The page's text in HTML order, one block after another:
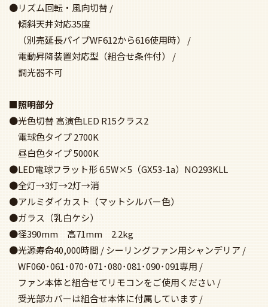
●リズム回転・風向切替 /
傾斜天井対応35度
（別売延長パイプWF612から616使用時） /
電動昇降装置対応型（組合せ条件付） /
調光器不可
■照明部分
●光色切替 高演色LED R15クラス2
電球色タイプ 2700K
昼白色タイプ 5000K
●LED電球フラット形 6.5W×5（GX53-1a）NO293KLL
●全灯→3灯→2灯→消
●アルミダイカスト（マットシルバー色）
●ガラス（乳白ケシ）
●径390mm 高71mm 2.2kg
●光源寿命40,000時間 / シーリングファン用シャンデリア /
WF060･061･070･071･080･081･090･091専用 /
ファン本体と組合せてリモコンをご使用ください /
受光部カバーは組合せ本体に付属しています /